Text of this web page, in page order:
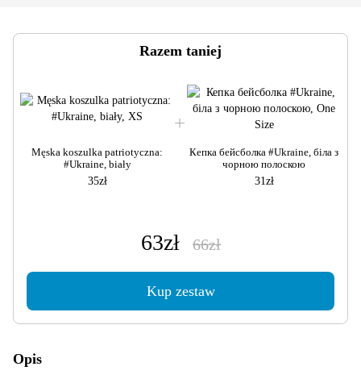
Razem taniej
Męska koszulka patriotyczna:
#Ukraine, biały
35zł
Кепка бейсболка #Ukraine, біла з
чорною полоскою
31zł
63zł 66zł
Kup zestaw
Opis